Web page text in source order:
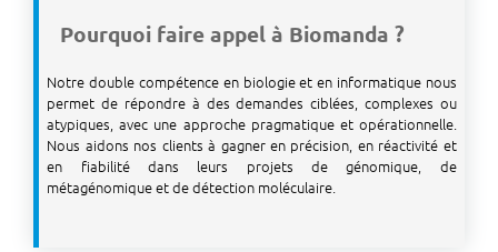
Pourquoi faire appel à Biomanda ?
Notre double compétence en biologie et en informatique nous
permet de répondre à des demandes ciblées, complexes ou
atypiques, avec une approche pragmatique et opérationnelle.
Nous aidons nos clients à gagner en précision, en réactivité et
en fiabilité dans leurs projets de génomique, de
métagénomique et de détection moléculaire.